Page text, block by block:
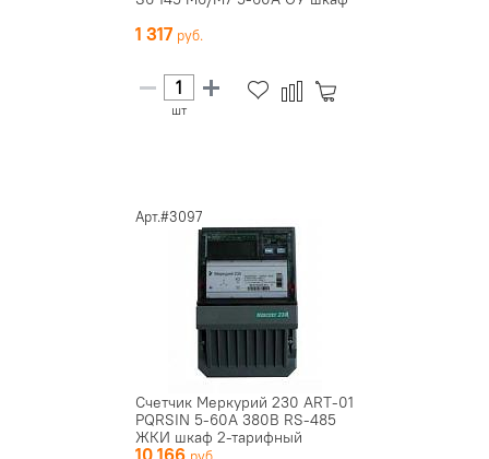
1 317
шт
Арт.#3097
Счетчик Меркурий 230 ART-01
PQRSIN 5-60А 380В RS-485
ЖКИ шкаф 2-тарифный
10 166